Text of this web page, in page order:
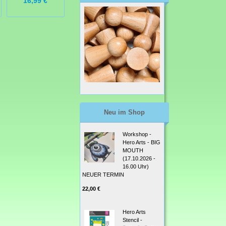
Neu im Shop
Workshop -
Hero Arts - BIG
MOUTH
(17.10.2026 -
16.00 Uhr)
NEUER TERMIN
22,00 €
Hero Arts
Stencil -